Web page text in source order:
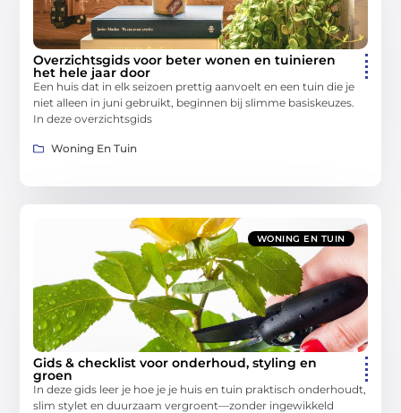
Overzichtsgids voor beter wonen en tuinieren
het hele jaar door
Een huis dat in elk seizoen prettig aanvoelt en een tuin die je
niet alleen in juni gebruikt, beginnen bij slimme basiskeuzes.
In deze overzichtsgids
Woning En Tuin
WONING EN TUIN
Gids & checklist voor onderhoud, styling en
groen
In deze gids leer je hoe je je huis en tuin praktisch onderhoudt,
slim stylet en duurzaam vergroent—zonder ingewikkeld